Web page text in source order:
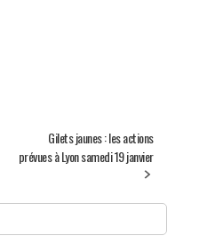
Gilets jaunes : les actions
prévues à Lyon samedi 19 janvier